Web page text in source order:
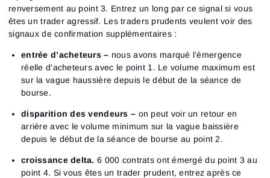
renversement au point 3. Entrez un long par ce signal si vous
êtes un trader agressif. Les traders prudents veulent voir des
signaux de confirmation supplémentaires :
entrée d’acheteurs – nous avons marqué l’émergence
réelle d’acheteurs avec le point 1. Le volume maximum est
sur la vague haussière depuis le début de la séance de
bourse.
disparition des vendeurs – on peut voir un retour en
arrière avec le volume minimum sur la vague baissière
depuis le début de la séance de bourse au point 2.
croissance delta.6 000 contrats ont émergé du point 3 au
point 4. Si vous êtes un trader prudent, entrez après ce
Close Mot de passe oublié ?
Pas de compte ?S’inscrire
S’inscrire
Connexion